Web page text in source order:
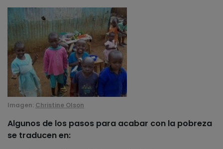
Imagen: Christine Olson
Algunos de los pasos para acabar con la pobreza
se traducen en: